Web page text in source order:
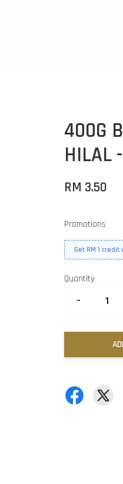
400G
HILAL
RM 3.50
Promotions
Get RM 1
Quantity
-